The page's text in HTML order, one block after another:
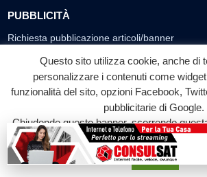
PUBBLICITÀ
Richiesta pubblicazione articoli/banner
SEGUICI SUI SOCIAL
f
Facebook
◎ ▶
YouTube
© 2026 LABTV - Tutti i diritti
Questo sito utilizza cookie, anche di
personalizzare i contenuti come
funzionalità del sito, opzioni Facebook,
pubblicitarie di Google.
Chiudendo questo banner, scorrendo
su qualunque suo elemento acconsenti
Accetta